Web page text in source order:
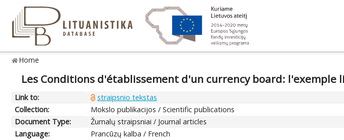
Home
Les Conditions d'établissement d'un currency board: l'exemple
Link to:
straipsnio tekstas
Collection:
Mokslo publikacijos / Scientific publications
Document Type:
Žurnalų straipsniai / Journal articles
Language:
Prancūzų kalba / French